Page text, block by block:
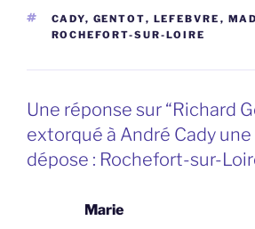
ÉTIQUETTES
CADY, GENTOT, LEFEBVRE ,
ROCHEFORT-SUR-LOIRE
Une réponse sur “Richard
extorqué à André Cady
dépose : Rochefort-sur-
Marie